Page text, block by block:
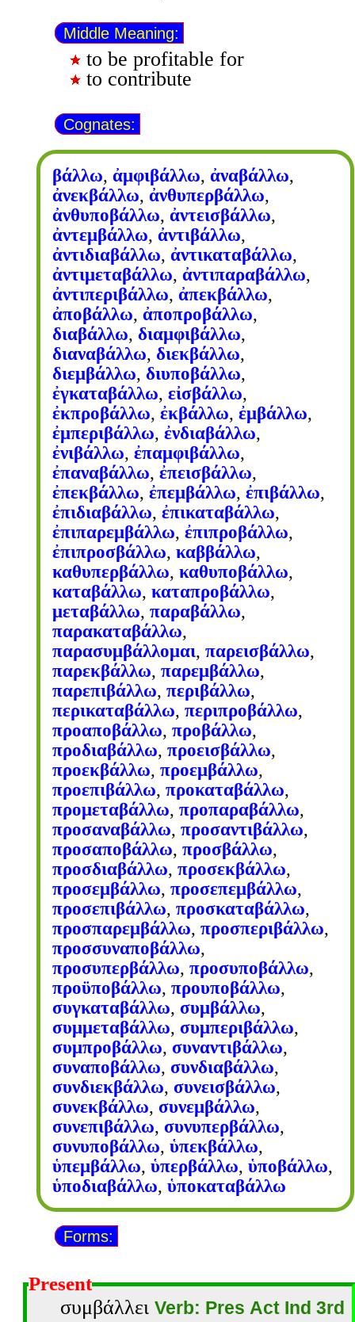
Middle Meaning:
to be profitable for
to contribute
Cognates:
βάλλω, ἀμφιβάλλω, ἀναβάλλω,
ἀνεκβάλλω, ἀνθυπερβάλλω,
ἀνθυποβάλλω, ἀντεισβάλλω,
ἀντεμβάλλω, ἀντιβάλλω,
ἀντιδιαβάλλω, ἀντικαταβάλλω,
ἀντιμεταβάλλω, ἀντιπαραβάλλω,
ἀντιπεριβάλλω, ἀπεκβάλλω,
ἀποβάλλω, ἀποπροβάλλω,
διαβάλλω, διαμφιβάλλω,
διαναβάλλω, διεκβάλλω,
διεμβάλλω, διυποβάλλω,
ἐγκαταβάλλω, εἰσβάλλω,
ἐκπροβάλλω, ἐκβάλλω, ἐμβάλλω,
ἐμπεριβάλλω, ἐνδιαβάλλω,
ἐνιβάλλω, ἐπαμφιβάλλω,
ἐπαναβάλλω, ἐπεισβάλλω,
ἐπεκβάλλω, ἐπεμβάλλω, ἐπιβάλλω,
ἐπιδιαβάλλω, ἐπικαταβάλλω,
ἐπιπαρεμβάλλω, ἐπιπροβάλλω,
ἐπιπροσβάλλω, καββάλλω,
καθυπερβάλλω, καθυποβάλλω,
καταβάλλω, καταπροβάλλω,
μεταβάλλω, παραβάλλω,
παρακαταβάλλω,
παρασυμβάλλομαι, παρεισβάλλω,
παρεκβάλλω, παρεμβάλλω,
παρεπιβάλλω, περιβάλλω,
περικαταβάλλω, περιπροβάλλω,
προαποβάλλω, προβάλλω,
προδιαβάλλω, προεισβάλλω,
προεκβάλλω, προεμβάλλω,
προεπιβάλλω, προκαταβάλλω,
προμεταβάλλω, προπαραβάλλω,
προσαναβάλλω, προσαντιβάλλω,
προσαποβάλλω, προσβάλλω,
προσδιαβάλλω, προσεκβάλλω,
προσεμβάλλω, προσεπεμβάλλω,
προσεπιβάλλω, προσκαταβάλλω,
προσπαρεμβάλλω, προσπεριβάλλω,
προσσυναποβάλλω,
προσυπερβάλλω, προσυποβάλλω,
προϋποβάλλω, προυποβάλλω,
συγκαταβάλλω, συμβάλλω,
συμμεταβάλλω, συμπεριβάλλω,
συμπροβάλλω, συναντιβάλλω,
συναποβάλλω, συνδιαβάλλω,
συνδιεκβάλλω, συνεισβάλλω,
συνεκβάλλω, συνεμβάλλω,
συνεπιβάλλω, συνυπερβάλλω,
συνυποβάλλω, ὑπεκβάλλω,
ὑπεμβάλλω, ὑπερβάλλω, ὑποβάλλω,
ὑποδιαβάλλω, ὑποκαταβάλλω
Forms:
Present
συμβάλλειVerb: Pres Act Ind 3rd